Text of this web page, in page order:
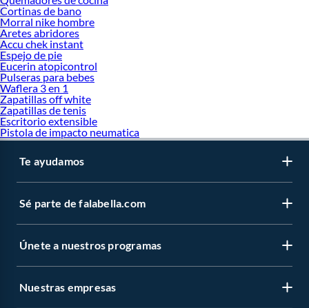
Cortinas de bano
Morral nike hombre
Aretes abridores
Accu chek instant
Espejo de pie
Eucerin atopicontrol
Pulseras para bebes
Waflera 3 en 1
Zapatillas off white
Zapatillas de tenis
Escritorio extensible
Pistola de impacto neumatica
Te ayudamos
Sé parte de falabella.com
Únete a nuestros programas
Nuestras empresas